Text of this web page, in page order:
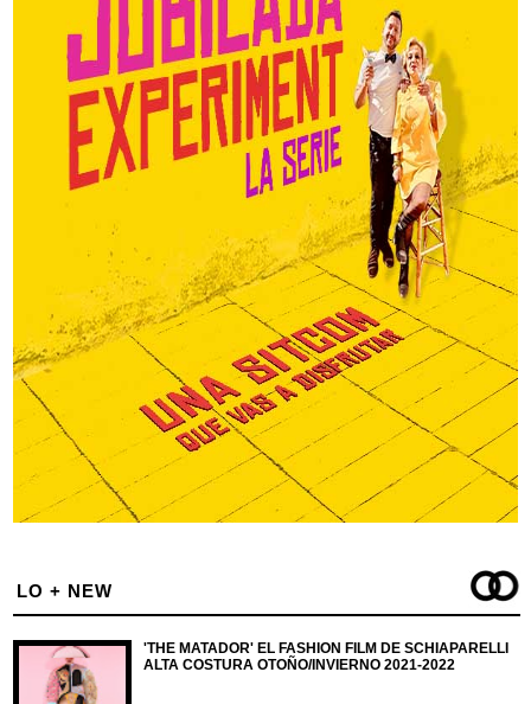
LO + NEW
'THE MATADOR' EL FASHION FILM DE SCHIAPARELLI
ALTA COSTURA OTOÑO/INVIERNO 2021-2022